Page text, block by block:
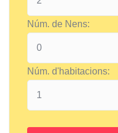
Núm. de Nens:
Núm. d'habitacions: